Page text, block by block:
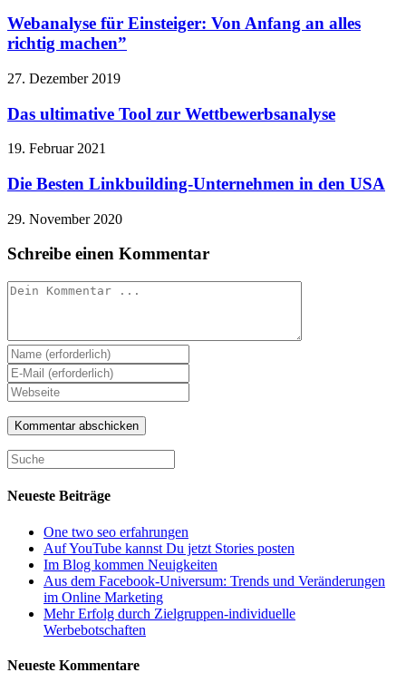
Webanalyse für Einsteiger: Von Anfang an alles
richtig machen”
27. Dezember 2019
Das ultimative Tool zur Wettbewerbsanalyse
19. Februar 2021
Die Besten Linkbuilding-Unternehmen in den USA
29. November 2020
Schreibe einen Kommentar
Kommentieren
Gib
deinen
Namen
oder
Benutzernamen
zum
Kommentieren
ein
Gib
deine
E-
Mail-
Adresse
zum
Kommentieren
Gib
deine
Website-
URL
ein
(optional)
Neueste Beiträge
One two seo erfahrungen
Auf YouTube kannst Du jetzt Stories posten
Im Blog kommen Neuigkeiten
Aus dem Facebook-Universum: Trends und Veränderungen
im Online Marketing
Mehr Erfolg durch Zielgruppen-individuelle
Werbebotschaften
Neueste Kommentare